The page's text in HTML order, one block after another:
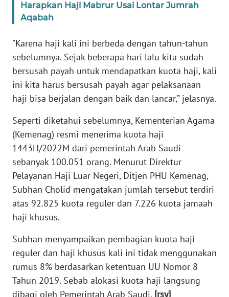
Harapkan Haji Mabrur Usai Lontar Jumrah
Aqabah
"Karena haji kali ini berbeda dengan tahun-tahun
sebelumnya. Sejak beberapa hari lalu kita sudah
bersusah payah untuk mendapatkan kuota haji, kali
ini kita harus bersusah payah agar pelaksanaan
haji bisa berjalan dengan baik dan lancar,” jelasnya.
Seperti diketahui sebelumnya, Kementerian Agama
(Kemenag) resmi menerima kuota haji
1443H/2022M dari pemerintah Arab Saudi
sebanyak 100.051 orang. Menurut Direktur
Pelayanan Haji Luar Negeri, Ditjen PHU Kemenag,
Subhan Cholid mengatakan jumlah tersebut terdiri
atas 92.825 kuota reguler dan 7.226 kuota jamaah
haji khusus.
Subhan menyampaikan pembagian kuota haji
reguler dan haji khusus kali ini tidak menggunakan
rumus 8% berdasarkan ketentuan UU Nomor 8
Tahun 2019. Sebab alokasi kuota haji langsung
dibagi oleh Pemerintah Arab Saudi. [rsy]
WN
WN
JABAR
WN
WN
NTT
WN
KEPRI
PAPUA
WN
PAPUA
BARAT